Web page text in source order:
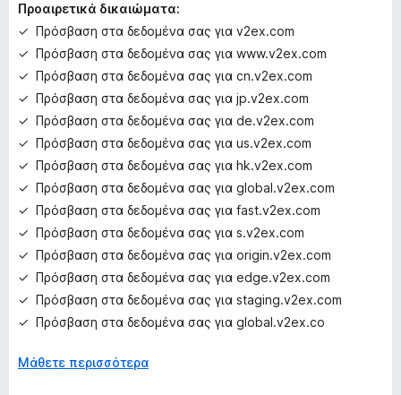
Προαιρετικά δικαιώματα:
Πρόσβαση στα δεδομένα σας για v2ex.com
Πρόσβαση στα δεδομένα σας για www.v2ex.com
Πρόσβαση στα δεδομένα σας για cn.v2ex.com
Πρόσβαση στα δεδομένα σας για jp.v2ex.com
Πρόσβαση στα δεδομένα σας για de.v2ex.com
Πρόσβαση στα δεδομένα σας για us.v2ex.com
Πρόσβαση στα δεδομένα σας για hk.v2ex.com
Πρόσβαση στα δεδομένα σας για global.v2ex.com
Πρόσβαση στα δεδομένα σας για fast.v2ex.com
Πρόσβαση στα δεδομένα σας για s.v2ex.com
Πρόσβαση στα δεδομένα σας για origin.v2ex.com
Πρόσβαση στα δεδομένα σας για edge.v2ex.com
Πρόσβαση στα δεδομένα σας για staging.v2ex.com
Πρόσβαση στα δεδομένα σας για global.v2ex.co
Μάθετε περισσότερα